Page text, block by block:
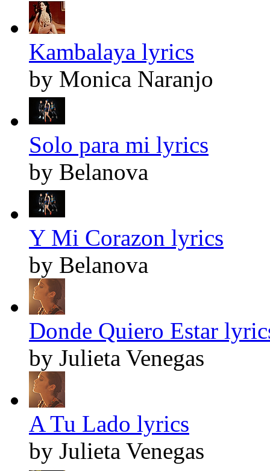
Kambalaya lyrics
by Monica Naranjo
Solo para mi lyrics
by Belanova
Y Mi Corazon lyrics
by Belanova
Donde Quiero Estar
by Julieta Venegas
A Tu Lado lyrics
by Julieta Venegas